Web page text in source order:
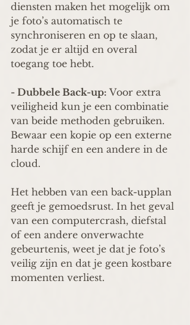
diensten maken het mogelijk om
je foto’s automatisch te
synchroniseren en op te slaan,
zodat je er altijd en overal
toegang toe hebt.
- Dubbele Back-up: Voor extra
veiligheid kun je een combinatie
van beide methoden gebruiken.
Bewaar een kopie op een externe
harde schijf en een andere in de
cloud.
Het hebben van een back-upplan
geeft je gemoedsrust. In het geval
van een computercrash, diefstal
of een andere onverwachte
gebeurtenis, weet je dat je foto’s
veilig zijn en dat je geen kostbare
momenten verliest.